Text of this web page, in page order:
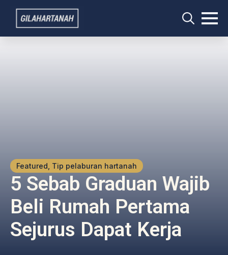
Search
Featured, Tip pelaburan hartanah
5 Sebab Graduan Wajib
Beli Rumah Pertama
Sejurus Dapat Kerja